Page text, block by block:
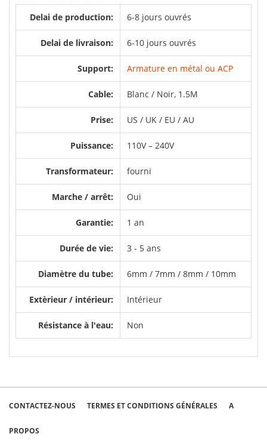
Delai de production: 6-8 jours ouvrés
Delai de livraison: 6-10 jours ouvrés
Support: Armature en métal ou ACP
Cable: Blanc / Noir, 1.5M
Prise: US / UK / EU / AU
Puissance: 110V – 240V
Transformateur: fourni
Marche / arrêt: Oui
Garantie: 1 an
Durée de vie: 3 - 5 ans
Diamètre du tube: 6mm / 7mm / 8mm / 10mm
Extèrieur / intérieur: Intérieur
Résistance à l'eau: Non
CONTACTEZ-NOUS TERMES ET CONDITIONS GÉNÉRALES A
PROPOS